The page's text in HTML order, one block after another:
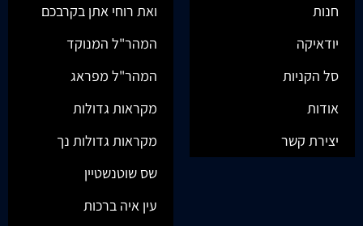
חנות
יודאיקה
סל הקניות
אודות
יצירת קשר
ואת רוחי אתן בקרבכם
המהר"ל המנוקד
המהר"ל מפראג
מקראות גדולות
מקראות גדולות נך
שס שוטנשטיין
עין איה ברכות